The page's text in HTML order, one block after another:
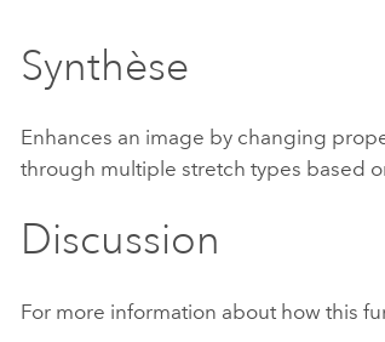
Synthèse
Enhances an image by changing
through multiple stretch types based
Discussion
For more information about how this